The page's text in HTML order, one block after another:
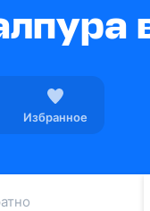
Избранное